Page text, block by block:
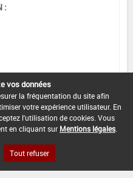
:
vos données
la fréquentation du site afin
votre expérience utilisateur. En
l'utilisation de cookies. Vous
en cliquant sur Mentions légales
Tout refuser